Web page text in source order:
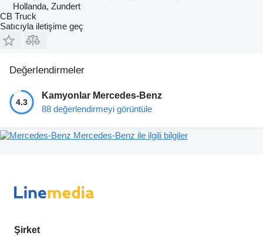
Hollanda, Zundert
CB Truck
Satıcıyla iletişime geç
Değerlendirmeler
4.3
Kamyonlar Mercedes-Benz
88 değerlendirmeyi görüntüle
Mercedes-Benz ile ilgili bilgiler
Şirket